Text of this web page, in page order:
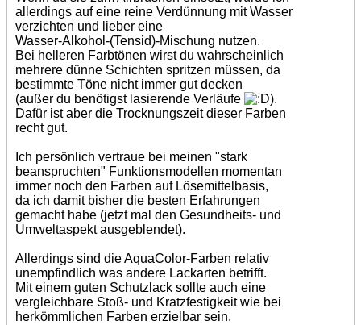
allerdings auf eine reine Verdünnung mit Wasser
verzichten und lieber eine
Wasser-Alkohol-(Tensid)-Mischung nutzen.
Bei helleren Farbtönen wirst du wahrscheinlich
mehrere dünne Schichten spritzen müssen, da
bestimmte Töne nicht immer gut decken
(außer du benötigst lasierende Verläufe
).
Dafür ist aber die Trocknungszeit dieser Farben
recht gut.
Ich persönlich vertraue bei meinen "stark
beanspruchten" Funktionsmodellen momentan
immer noch den Farben auf Lösemittelbasis,
da ich damit bisher die besten Erfahrungen
gemacht habe (jetzt mal den Gesundheits- und
Umweltaspekt ausgeblendet).
Allerdings sind die AquaColor-Farben relativ
unempfindlich was andere Lackarten betrifft.
Mit einem guten Schutzlack sollte auch eine
vergleichbare Stoß- und Kratzfestigkeit wie bei
herkömmlichen Farben erzielbar sein.